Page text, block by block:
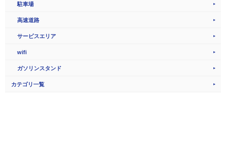
駐車場
高速道路
サービスエリア
wifi
ガソリンスタンド
カテゴリ一覧